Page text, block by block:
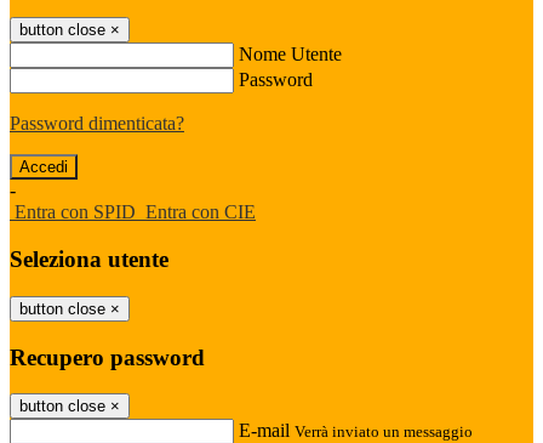
button close ×
Nome Utente
Password
Password dimenticata?
-
Entra con SPID Entra con CIE
Seleziona utente
button close ×
Recupero password
button close ×
E-mail Verrà inviato un messaggio